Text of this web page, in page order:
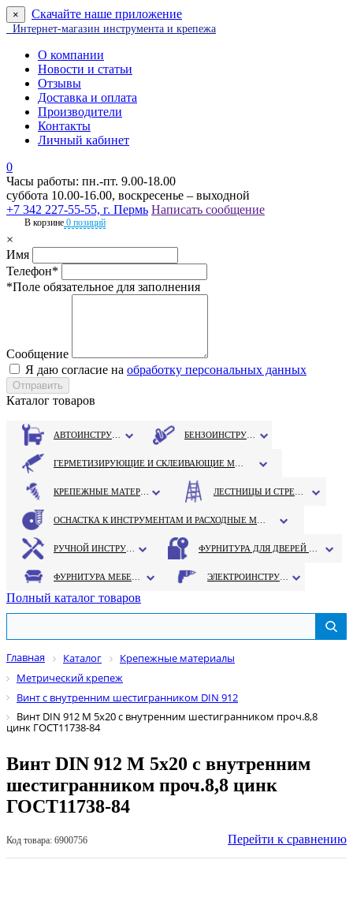
× Скачайте наше приложение
Интернет-магазин инструмента и крепежа
О компании
Новости и статьи
Отзывы
Доставка и оплата
Производители
Контакты
Личный кабинет
0
Часы работы: пн.-пт. 9.00-18.00
суббота 10.00-16.00, воскресенье – выходной
+7 342 227-55-55, г. Пермь Написать сообщение
В корзине 0 позиций
×
Имя
Телефон*
*Поле обязательное для заполнения
Сообщение
Я даю согласие на обработку персональных данных
Каталог товаров
Полный каталог товаров
Главная Каталог
Крепежные материалы
Метрический крепеж
Винт с внутренним шестигранником DIN 912
Винт DIN 912 М 5х20 с внутренним шестигранником проч.8,8
цинк ГОСТ11738-84
Винт DIN 912 М 5х20 с внутренним
шестигранником проч.8,8 цинк
ГОСТ11738-84
Код товара: 6900756 Перейти к сравнению